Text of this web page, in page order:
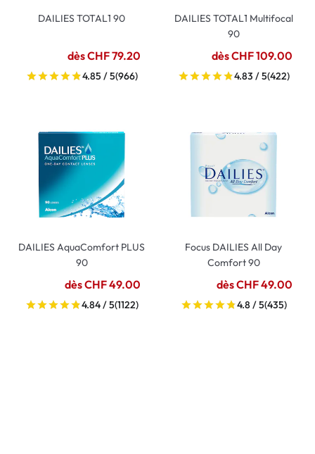
DAILIES TOTAL1 90
dès CHF 79.20
4.85 / 5(966)
DAILIES TOTAL1 Multifocal
90
dès CHF 109.00
4.83 / 5(422)
DAILIES AquaComfort PLUS
90
dès CHF 49.00
4.84 / 5(1122)
Focus DAILIES All Day
Comfort 90
dès CHF 49.00
4.8 / 5(435)